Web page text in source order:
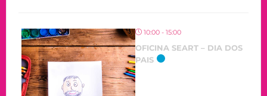
10:00 - 15:00
OFICINA SEART – DIA DOS
PAIS